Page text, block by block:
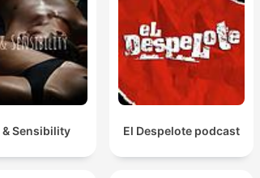
& Sensibility El Despelote podcast